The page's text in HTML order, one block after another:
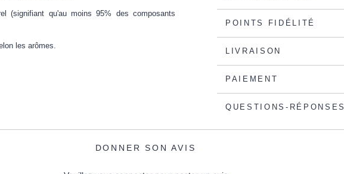
(signifiant qu'au moins 95% des composants
les arômes.
POINTS FIDÉLITÉ
LIVRAISON
PAIEMENT
QUESTIONS-RÉPONSES
DONNER SON AVIS